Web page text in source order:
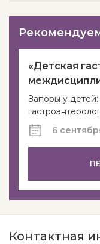
«Детская
Запоры у
гастроэнтеролог
6
Контактная